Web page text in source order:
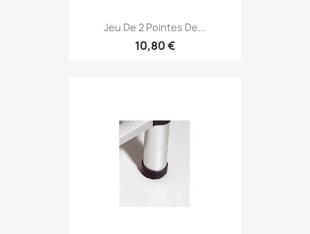
Jeu De 2 Pointes De...
10,80 €